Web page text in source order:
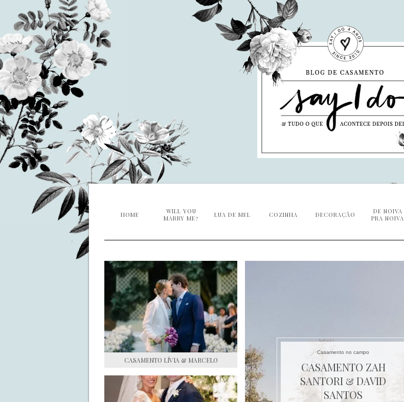
HOME
WILL YOU
MARRY ME?
LUA DE MEL COZINHA DECORAÇÃO
DE NOIVA
PRA NOIVA
CASAMENTO LÍVIA & MARCELO
Casamento no campo
CASAMENTO ZAH
SANTORI & DAVID
SANTOS